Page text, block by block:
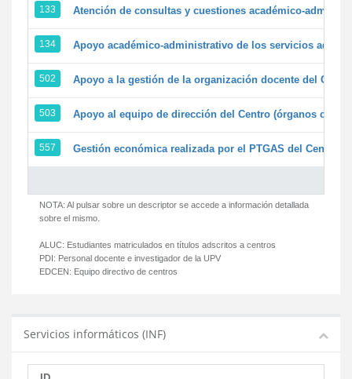
133 Atención de consultas y cuestiones académico-
134 Apoyo académico-administrativo de los servicios
502 Apoyo a la gestión de la organización docente del
503 Apoyo al equipo de dirección del Centro (órganos
557 Gestión económica realizada por el PTGAS del Centro
NOTA: Al pulsar sobre un descriptor se accede a información detallada
sobre el mismo.
ALUC: Estudiantes matriculados en títulos adscritos a centros
PDI: Personal docente e investigador de la UPV
EDCEN: Equipo directivo de centros
Servicios informáticos (INF)